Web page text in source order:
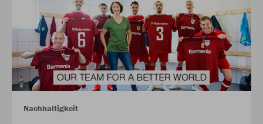
Nachhaltigkeit